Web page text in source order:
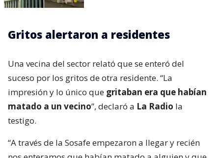
Gritos alertaron a residentes
Una vecina del sector relató que se enteró del
suceso por los gritos de otra residente. “La
impresión y lo único que gritaban era que habían
matado a un vecino”, declaró a La Radio la
testigo.
“A través de la Sosafe empezaron a llegar y recién